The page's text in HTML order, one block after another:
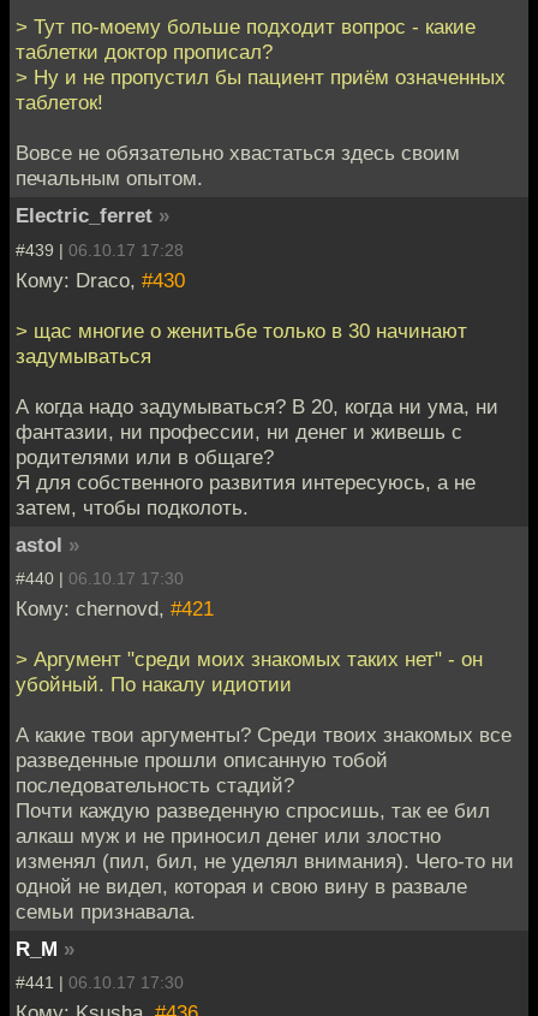
> Тут по-моему больше подходит вопрос - какие
таблетки доктор прописал?
> Ну и не пропустил бы пациент приём означенных
таблеток!
Вовсе не обязательно хвастаться здесь своим
печальным опытом.
Electric_ferret »
#439 | 06.10.17 17:28
Кому: Draco, #430
> щас многие о женитьбе только в 30 начинают
задумываться
А когда надо задумываться? В 20, когда ни ума, ни
фантазии, ни профессии, ни денег и живешь с
родителями или в общаге?
Я для собственного развития интересуюсь, а не
затем, чтобы подколоть.
astol »
#440 | 06.10.17 17:30
Кому: chernovd, #421
> Аргумент "среди моих знакомых таких нет" - он
убойный. По накалу идиотии
А какие твои аргументы? Среди твоих знакомых все
разведенные прошли описанную тобой
последовательность стадий?
Почти каждую разведенную спросишь, так ее бил
алкаш муж и не приносил денег или злостно
изменял (пил, бил, не уделял внимания). Чего-то ни
одной не видел, которая и свою вину в развале
семьи признавала.
R_M »
#441 | 06.10.17 17:30